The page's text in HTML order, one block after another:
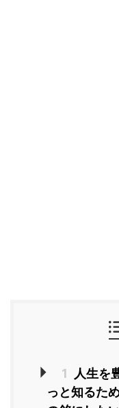
1
人生を
っと知るた